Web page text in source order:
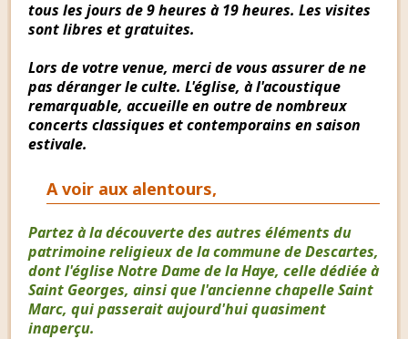
tous les jours de 9 heures à 19 heures. Les visites
sont libres et gratuites.
Lors de votre venue, merci de vous assurer de ne
pas déranger le culte. L'église, à l'acoustique
remarquable, accueille en outre de nombreux
concerts classiques et contemporains en saison
estivale.
A voir aux alentours,
Partez à la découverte des autres éléments du
patrimoine religieux de la commune de Descartes,
dont l'église Notre Dame de la Haye, celle dédiée à
Saint Georges, ainsi que l'ancienne chapelle Saint
Marc, qui passerait aujourd'hui quasiment
inaperçu.